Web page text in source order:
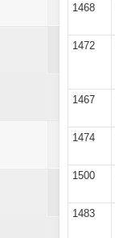
1468
1472
1467
1474
1500
1483